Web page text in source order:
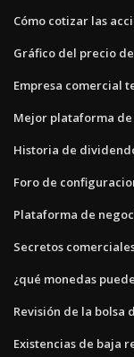
Cómo cotizar las
Gráfico del precio
Empresa comercial
Mejor plataforma
Historia de
Foro de
Plataforma de
Secretos
¿qué monedas
Revisión de la bolsa
Existencias de baja